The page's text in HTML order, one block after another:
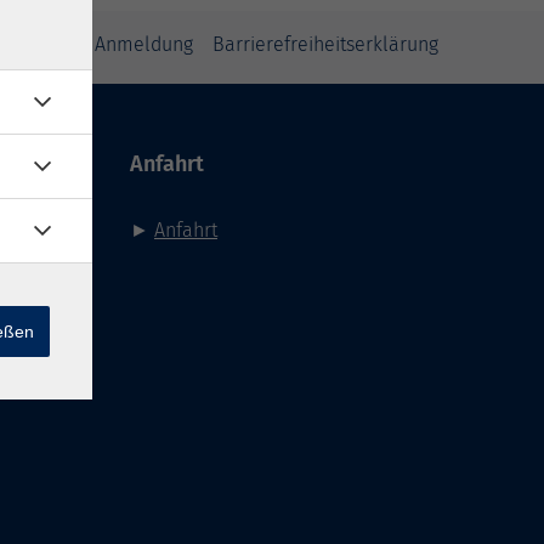
zur Anmeldung Barrierefreiheitserklärung
Anfahrt
► Anfahrt